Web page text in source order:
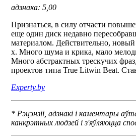
адзнака: 5,00
Признаться, в силу отчасти
еще один диск недавно
материалом. Действительно,
х. Много шума и крика, мало
Много абстрактных трескучих
проектов типа True Litwin Beat.
Experty.by
* Рэцэнзіі, адзнакі і каментары
канкрэтных людзей і з'яўляюцца